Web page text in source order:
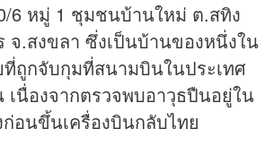
6 หมู่ 1 ชุมชนบ้านใหม่ ต.สทิง
จ.สงขลา ซึ่งเป็นบ้านของหนึ่งใน
ถูกจับกุมที่สนามบินในประเทศ
เนื่องจากตรวจพบอาวุธปืนอยู่ใน
ก่อนขึ้นเครื่องบินกลับไทย